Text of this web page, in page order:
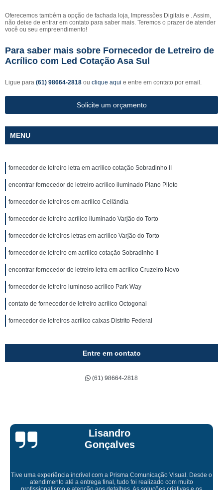
Oferecemos também a opção de fachada loja, Impressões Digitais e . Assim,
não deixe de entrar em contato para saber mais. Teremos o prazer de atender
você ou seu empreendimento!
Para saber mais sobre Fornecedor de Letreiro de
Acrílico com Led Cotação Asa Sul
Ligue para (61) 98664-2818 ou clique aqui e entre em contato por email.
Solicite um orçamento
MENU
fornecedor de letreiro letra em acrílico cotação Sobradinho II
encontrar fornecedor de letreiro acrílico iluminado Plano Piloto
fornecedor de letreiros em acrílico Ceilândia
fornecedor de letreiro acrílico iluminado Varjão do Torto
fornecedor de letreiros letras em acrílico Varjão do Torto
fornecedor de letreiro em acrílico cotação Sobradinho II
encontrar fornecedor de letreiro letra em acrílico Cruzeiro Novo
fornecedor de letreiro luminoso acrílico Park Way
contato de fornecedor de letreiro acrílico Octogonal
fornecedor de letreiros acrílico caixas Distrito Federal
Entre em contato
(61) 98664-2818
Bruna Eduarda